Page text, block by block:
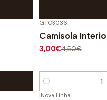
-33% OFF
GTO3036|
Camisola
3,00€4,50€
Quantity
|Nova Linha